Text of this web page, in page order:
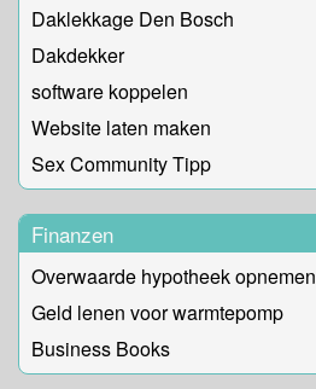
Daklekkage Den Bosch
Dakdekker
software koppelen
Website laten maken
Sex Community Tipp
Finanzen
Overwaarde hypotheek opnemen
Geld lenen voor warmtepomp
Business Books